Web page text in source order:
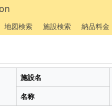
地図検索 施設検索 納品料金
施設名
名称